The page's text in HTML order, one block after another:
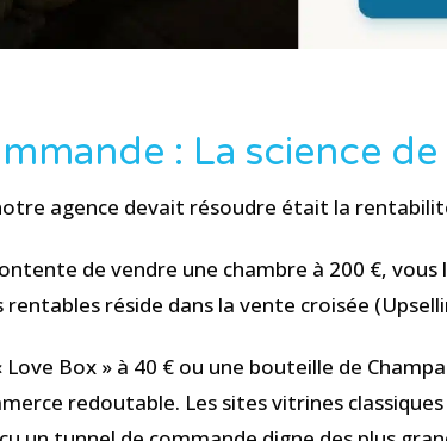
: La science de
agence devait résoudre était la
de vendre une chambre à 200 €,
réside dans la vente croisée
Box » à 40 € ou une bouteille de
redoutable. Les sites vitrines